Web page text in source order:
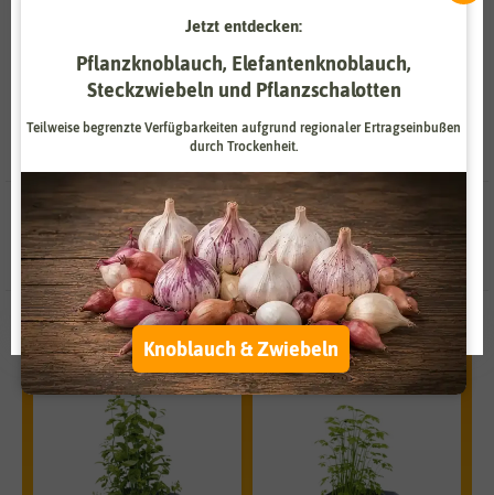
6 Ergebnissegefunden in Anissamen
Unsere Empfehlungen
Statistik
Zahlungsdienstleister Marketing
Externe Medien Funktional
Alle akzeptieren
Alle ablehnen
Auswahl akzeptieren
Jetzt entdecken:
Pflanzknoblauch, Elefantenknoblauch,
Steckzwiebeln und Pflanzschalotten
Teilweise begrenzte Verfügbarkeiten aufgrund regionaler Ertragseinbußen
durch Trockenheit.
Knoblauch & Zwiebeln